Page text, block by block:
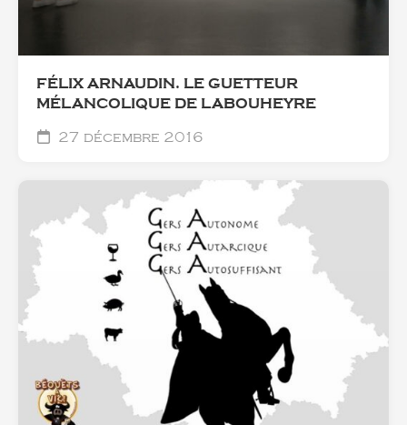
FÉLIX ARNAUDIN. LE GUETTEUR
MÉLANCOLIQUE DE LABOUHEYRE
27 décembre 2016